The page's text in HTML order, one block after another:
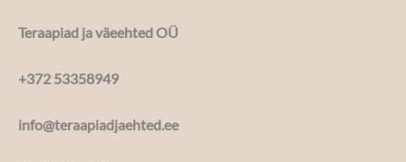
Teraapiad ja väeehted OÜ
+372 53358949
info@teraapiadjaehted.ee